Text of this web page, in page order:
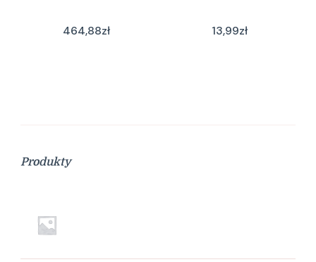
464,88zł 13,99zł
Produkty